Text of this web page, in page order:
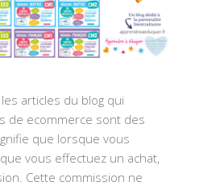
articles du blog qui
de ecommerce sont des
que lorsque vous
vous effectuez un achat,
Cette commission ne